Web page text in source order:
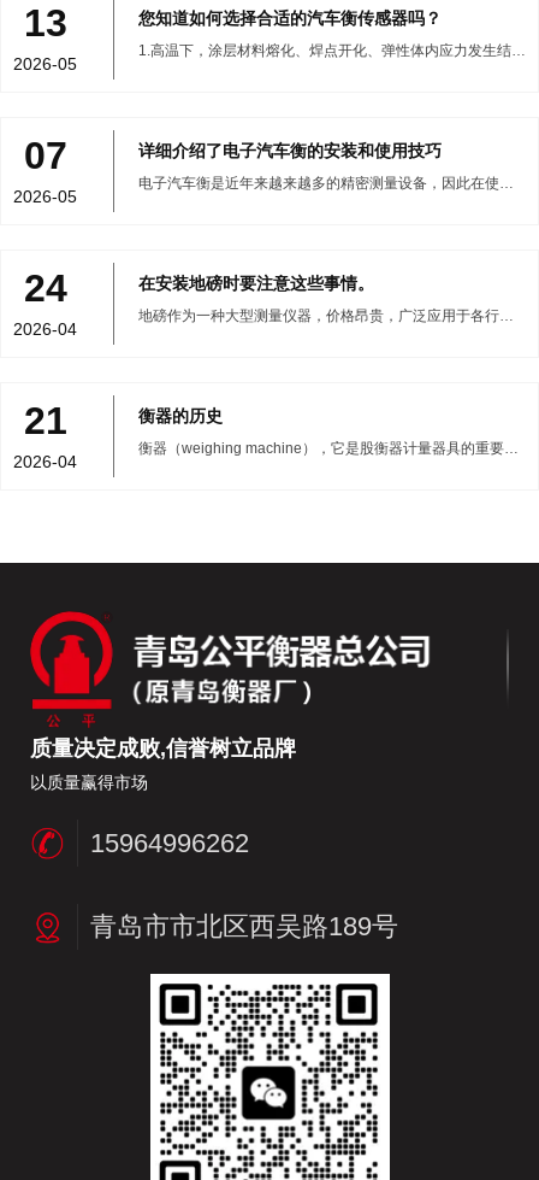
13
2026-05
您知道如何选择合适的汽车衡传感器吗？
1.高温下，涂层材料熔化、焊点开化、弹性体内应力发生结构
07
2026-05
详细介绍了电子汽车衡的安装和使用技巧
电子汽车衡是近年来越来越多的精密测量设备，因此在使用
24
2026-04
在安装地磅时要注意这些事情。
地磅作为一种大型测量仪器，价格昂贵，广泛应用于各行各
21
2026-04
衡器的历史
衡器（weighing machine），它是股衡器计量器具的重要组
质量决定成败,信誉树立品牌
以质量赢得市场
15964996262
青岛市市北区西吴路189号